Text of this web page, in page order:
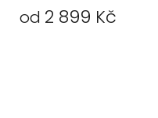
od 2 899 Kč